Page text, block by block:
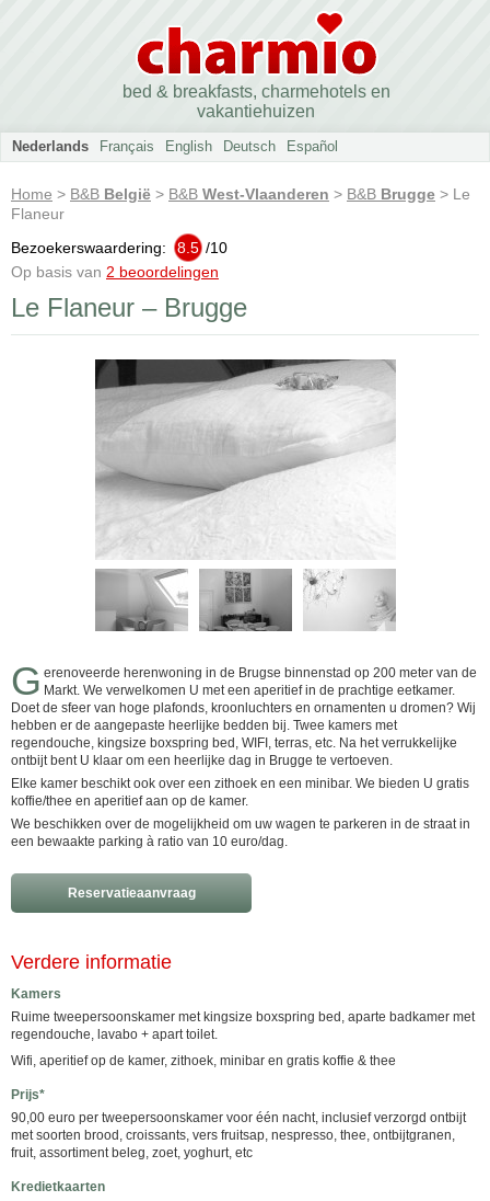
bed & breakfasts, charmehotels en
vakantiehuizen
Nederlands Français English Deutsch Español
Home > B&B België > B&B West-Vlaanderen > B&B Brugge > Le
Flaneur
Bezoekerswaardering:
8.5 /10
Op basis van 2 beoordelingen
Le Flaneur – Brugge
G erenoveerde herenwoning in de Brugse binnenstad op 200 meter van de
Markt. We verwelkomen U met een aperitief in de prachtige eetkamer.
Doet de sfeer van hoge plafonds, kroonluchters en ornamenten u dromen? Wij
hebben er de aangepaste heerlijke bedden bij. Twee kamers met
regendouche, kingsize boxspring bed, WIFI, terras, etc. Na het verrukkelijke
ontbijt bent U klaar om een heerlijke dag in Brugge te vertoeven.
Elke kamer beschikt ook over een zithoek en een minibar. We bieden U gratis
koffie/thee en aperitief aan op de kamer.
We beschikken over de mogelijkheid om uw wagen te parkeren in de straat in
een bewaakte parking à ratio van 10 euro/dag.
Reservatieaanvraag
Verdere informatie
Kamers
Ruime tweepersoonskamer met kingsize boxspring bed, aparte badkamer met
regendouche, lavabo + apart toilet.
Wifi, aperitief op de kamer, zithoek, minibar en gratis koffie & thee
Prijs*
90,00 euro per tweepersoonskamer voor één nacht, inclusief verzorgd ontbijt
met soorten brood, croissants, vers fruitsap, nespresso, thee, ontbijtgranen,
fruit, assortiment beleg, zoet, yoghurt, etc
Kredietkaarten